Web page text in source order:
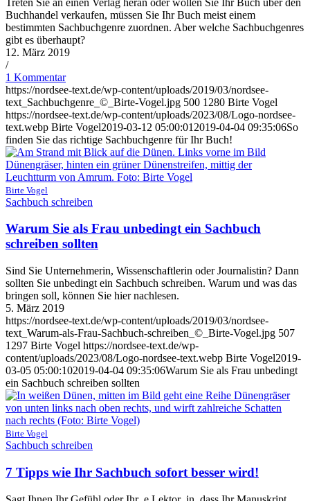
Buchhandel verkaufen, müssen Sie Ihr Buch meist einem
bestimmten Sachbuchgenre zuordnen. Aber welche Sachbuchgenres
gibt es überhaupt?
12. März 2019
/
1 Kommentar
https://nordsee-text.de/wp-content/uploads/2019/03/nordsee-
text_Sachbuchgenre_©_Birte-Vogel.jpg 500 1280 Birte Vogel
https://nordsee-text.de/wp-content/uploads/2023/08/Logo-nordsee-
text.webp Birte Vogel2019-03-12 05:00:01 2019-04-04 09:35:06So
finden Sie das richtige Sachbuchgenre für Ihr Buch!
Birte Vogel
Sachbuch schreiben
Warum Sie als Frau unbedingt ein Sachbuch
schreiben sollten
Sind Sie Unternehmerin, Wissenschaftlerin oder Journalistin? Dann
sollten Sie unbedingt ein Sachbuch schreiben. Warum und was das
bringen soll, können Sie hier nachlesen.
5. März 2019
https://nordsee-text.de/wp-content/uploads/2019/03/nordsee-
text_Warum-als-Frau-Sachbuch-schreiben_©_Birte-Vogel.jpg 507
1297 Birte Vogel https://nordsee-text.de/wp-
content/uploads/2023/08/Logo-nordsee-text.webp Birte Vogel2019-
03-05 05:00:102019-04-04 09:35:06Warum Sie als Frau unbedingt
ein Sachbuch schreiben sollten
Birte Vogel
Sachbuch schreiben
7 Tipps wie Ihr Sachbuch sofort besser wird!